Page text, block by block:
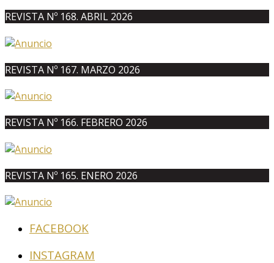
REVISTA Nº 168. ABRIL 2026
REVISTA Nº 167. MARZO 2026
REVISTA Nº 166. FEBRERO 2026
REVISTA Nº 165. ENERO 2026
FACEBOOK
INSTAGRAM